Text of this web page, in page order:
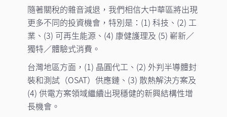
隨著關稅的雜音減退，我們相信大中華區將出現
更多不同的投資機會，特別是：(1) 科技、(2) 工
業、(3) 可再生能源、(4) 康健護理及 (5) 嶄新／
獨特／體驗式消費。
台灣地區方面，(1) 晶圓代工、(2) 外判半導體封
裝和測試（OSAT）供應鏈、(3) 散熱解決方案及
(4) 供電方案領域繼續出現穩健的新興結構性增
長機會。